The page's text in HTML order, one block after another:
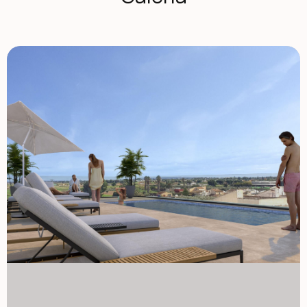
połączeń z pobliskimi nadmorskimi miejscami. Apartamenty
wykończeniami i praktycznymi układami. Domy są jasne i
z basenem i oranżerią. Ta podniesiona przestrzeń oferuje
relaksujące warunki do opalania się i rozkoszowania się
otwartymi widokami, korzystając z doskonałego
śródziemnomorskiego klimatu. Budynek posiada również
windę, zapewniającą łatwy dostęp do wszystkich pięter i
wygodę mieszkańcom w każdym wieku. Wysokiej jakości
wykończenia i nowoczesne cechy Te nowo wybudowane
apartamenty są wykonane z wysokiej jakości materiałów i
z energooszczędnymi instalacjami, które zapewniają
komfort i trwałość. Drzwi pancerne Kuchnia wyposażona w
sprzęt BOSCH Łazienki z szafkami toaletowymi, lustra,
siatki prysznicowe oraz ogrzewanie podłogowe z
wbudowanymi reflektorami Elektryczne okiennice Wstępna